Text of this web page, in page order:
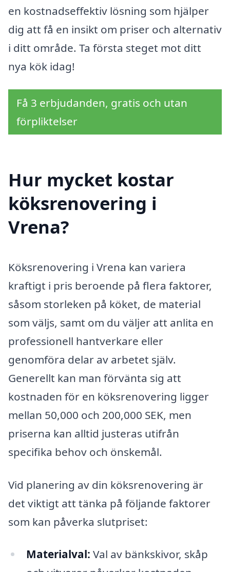
en kostnadseffektiv lösning som hjälper
dig att få en insikt om priser och alternativ
i ditt område. Ta första steget mot ditt
nya kök idag!
Få 3 erbjudanden, gratis och utan
förpliktelser
Hur mycket kostar
köksrenovering i
Vrena?
Köksrenovering i Vrena kan variera
kraftigt i pris beroende på flera faktorer,
såsom storleken på köket, de material
som väljs, samt om du väljer att anlita en
professionell hantverkare eller
genomföra delar av arbetet själv.
Generellt kan man förvänta sig att
kostnaden för en köksrenovering ligger
mellan 50,000 och 200,000 SEK, men
priserna kan alltid justeras utifrån
specifika behov och önskemål.
Vid planering av din köksrenovering är
det viktigt att tänka på följande faktorer
som kan påverka slutpriset:
Materialval: Val av bänkskivor, skåp